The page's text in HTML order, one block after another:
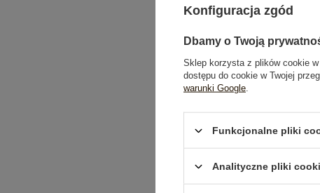
Konfiguracja zgód
Dbamy o Twoją
Sklep korzysta z plików cookie
dostępu do cookie w Twojej
warunki Google
Funkcjonalne pliki
Analityczne pliki